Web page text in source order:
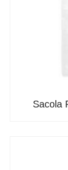
Sacola